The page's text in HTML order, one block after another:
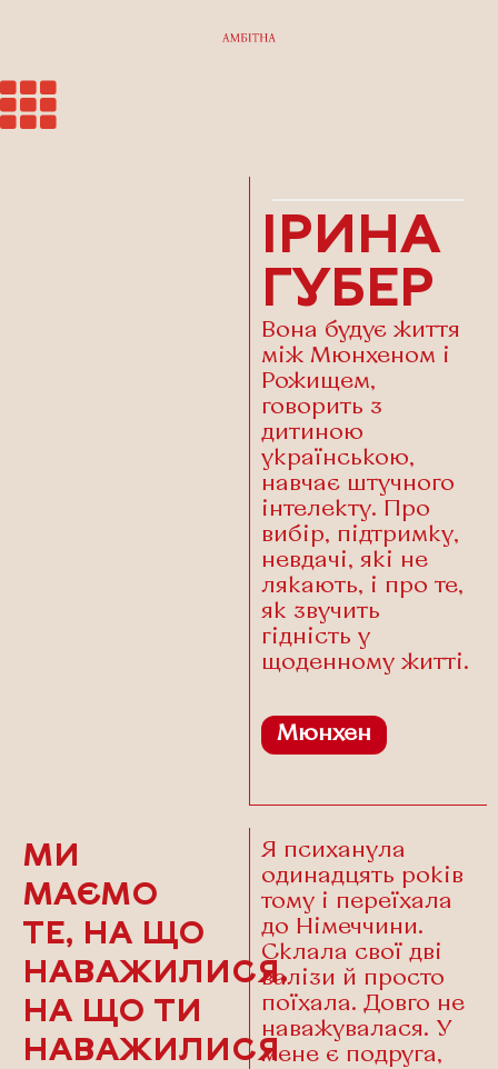
ІРИНА
ГУБЕР
Вона будує життя
між Мюнхеном і
Рожищем,
говорить з
дитиною
українською,
навчає штучного
інтелекту. Про
вибір, підтримку,
невдачі, які не
лякають, і про те,
як звучить
гідність у
щоденному житті.
Мюнхен
МИ
МАЄМО
ТЕ, НА ЩО
НАВАЖИЛИСЯ.
НА ЩО ТИ
НАВАЖИЛИСЯ
Я психанула
одинадцять років
тому і переїхала
до Німеччини.
Склала свої дві
валізи й просто
поїхала. Довго не
наважувалася. У
мене є подруга,